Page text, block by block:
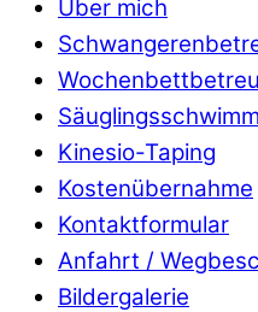
Über mich
Kinesio-Taping
Kostenübernahme
Kontaktformular
Anfahrt /
Bildergalerie